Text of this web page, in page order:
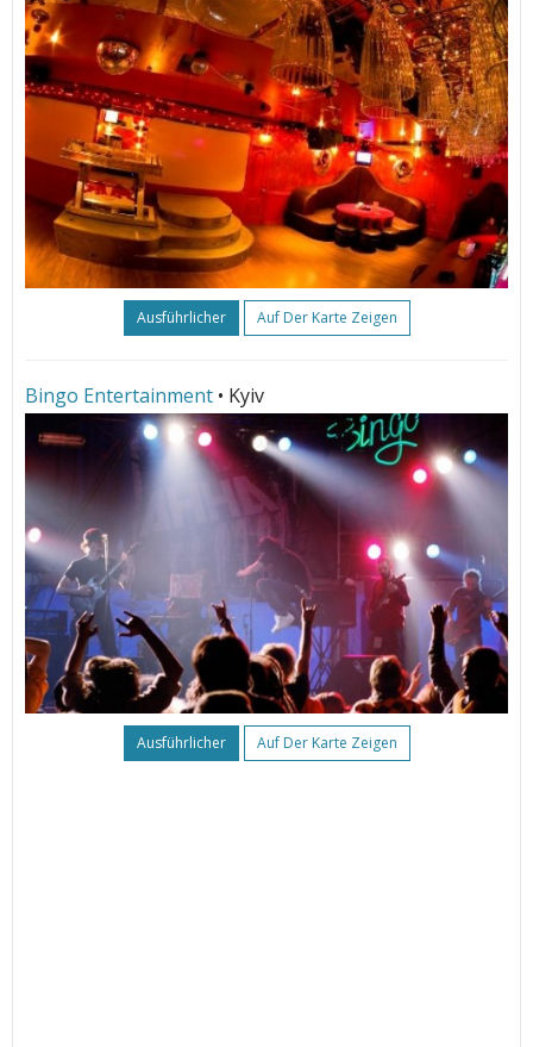
Ausführlicher Auf Der Karte Zeigen
Bingo Entertainment • Kyiv
Ausführlicher Auf Der Karte Zeigen